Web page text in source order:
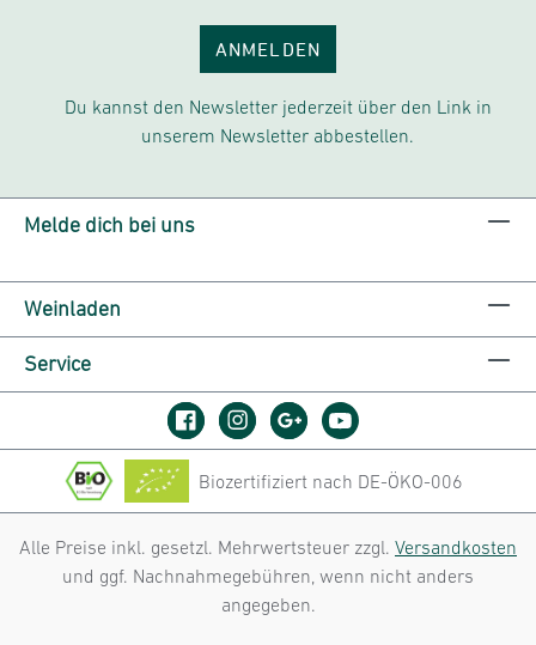
ANMELDEN
Du kannst den Newsletter jederzeit über den Link in
unserem Newsletter abbestellen.
Melde dich bei uns
Weinladen
Service
Biozertifiziert nach DE-ÖKO-006
Alle Preise inkl. gesetzl. Mehrwertsteuer zzgl. Versandkosten
und ggf. Nachnahmegebühren, wenn nicht anders
angegeben.